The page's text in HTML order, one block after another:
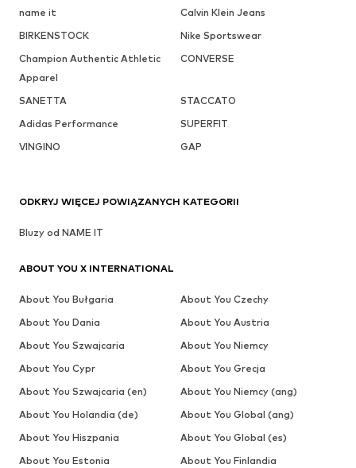
name it
Calvin Klein Jeans
BIRKENSTOCK
Nike Sportswear
Champion Authentic Athletic
Apparel
CONVERSE
SANETTA
STACCATO
Adidas Performance
SUPERFIT
VINGINO
GAP
ODKRYJ WIĘCEJ POWIĄZANYCH KATEGORII
Bluzy od NAME IT
ABOUT YOU X INTERNATIONAL
About You Bułgaria
About You Czechy
About You Dania
About You Austria
About You Szwajcaria
About You Niemcy
About You Cypr
About You Grecja
About You Szwajcaria (en)
About You Niemcy (ang)
About You Holandia (de)
About You Global (ang)
About You Hiszpania
About You Global (es)
About You Estonia
About You Finlandia